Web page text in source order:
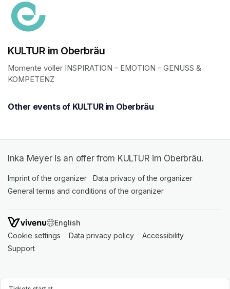
KULTUR im Oberbräu
Momente voller INSPIRATION – EMOTION – GENUSS &
KOMPETENZ
Other events of KULTUR im Oberbräu
Inka Meyer is an offer from KULTUR im Oberbräu.
Imprint of the organizer (opens in a new tab)
Data privacy of the organizer
General terms and conditions of the organizer
SWITCH LANGUAGE
Cookie settings (opens in a new tab)
Data privacy policy (opens in a new tab)
Accessibility
Support